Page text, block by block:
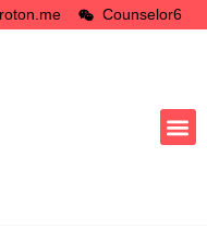
Counselor6